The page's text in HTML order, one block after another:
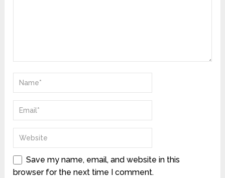
Save my name, email, and website in this
browser for the next time I comment.